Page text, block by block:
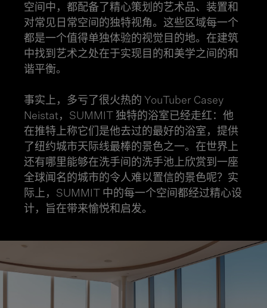
空间中，都配备了精心策划的艺术品、装置和
对常见日常空间的独特视角。这些区域每一个
都是一个值得单独体验的视觉目的地。在建筑
中找到艺术之处在于实现目的和美学之间的和
谐平衡。
事实上，多亏了很火热的 YouTuber Casey
Neistat，SUMMIT 独特的浴室已经走红：他
在推特上称它们是他去过的最好的浴室，提供
了纽约城市天际线最棒的景色之一。在世界上
还有哪里能够在洗手间的洗手池上欣赏到一座
全球闻名的城市的令人难以置信的景色呢？实
际上，SUMMIT 中的每一个空间都经过精心设
计，旨在带来愉悦和启发。